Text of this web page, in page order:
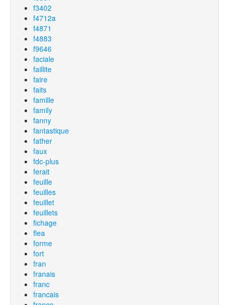
f3402
f4712a
f4871
f4883
f9646
faciale
faillite
faire
faits
famille
family
fanny
fantastique
father
faux
fdc-plus
ferait
feuille
feuilles
feuillet
feuillets
fichage
flea
forme
fort
fran
franais
franc
francais